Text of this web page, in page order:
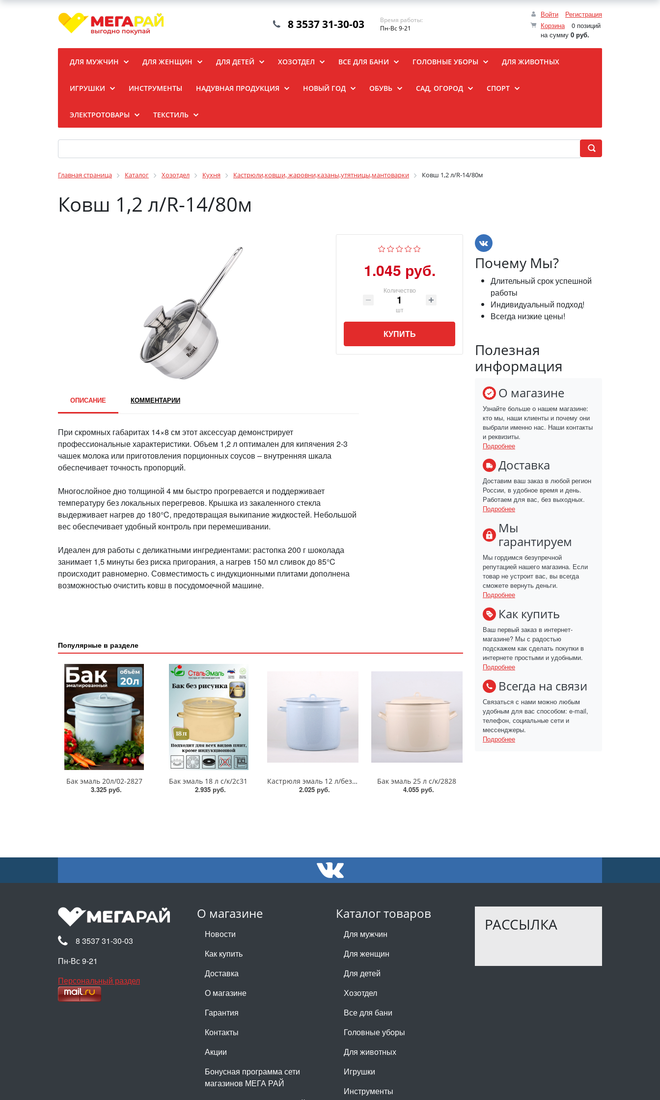
Войти
Регистрация
Корзина
0 позиций
на сумму 0 руб.
8 3537 31-30-03
Время работы:
Пн-Вс 9-21
ДЛЯ МУЖЧИН ДЛЯ ЖЕНЩИН ДЛЯ ДЕТЕЙ ХОЗОТДЕЛ ВСЕ ДЛЯ БАНИ ГОЛОВНЫЕ УБОРЫ ДЛЯ ЖИВОТНЫХ
ИГРУШКИ ИНСТРУМЕНТЫ НАДУВНАЯ ПРОДУКЦИЯ НОВЫЙ ГОД ОБУВЬ САД, ОГОРОД СПОРТ
ЭЛЕКТРОТОВАРЫ ТЕКСТИЛЬ
Главная страница Каталог Хозотдел Кухня Кастрюли,ковши, жаровни,казаны,утятницы,мантоварки Ковш 1,2 л/R-14/80м
Ковш 1,2 л/R-14/80м
1.045 руб.
Количество
шт
КУПИТЬ
ОПИСАНИЕ КОММЕНТАРИИ
При скромных габаритах 14×8 см этот аксессуар демонстрирует
профессиональные характеристики. Объем 1,2 л оптимален для кипячения 2-3
чашек молока или приготовления порционных соусов – внутренняя шкала
обеспечивает точность пропорций.
Многослойное дно толщиной 4 мм быстро прогревается и поддерживает
температуру без локальных перегревов. Крышка из закаленного стекла
выдерживает нагрев до 180°C, предотвращая выкипание жидкостей. Небольшой
вес обеспечивает удобный контроль при перемешивании.
Идеален для работы с деликатными ингредиентами: растопка 200 г шоколада
занимает 1,5 минуты без риска пригорания, а нагрев 150 мл сливок до 85°C
происходит равномерно. Совместимость с индукционными плитами дополнена
возможностью очистить ковш в посудомоечной машине.
Популярные в разделе
Бак эмаль 20л/02-2827
3.325 руб.
Бак эмаль 18 л с/к/2с31
2.935 руб.
Кастрюля эмаль 12 л/без рис/41624
2.025 руб.
Бак эмаль 25 л с/к/2828
4.055 руб.
Почему Мы?
Длительный срок успешной
работы
Индивидуальный подход!
Всегда низкие цены!
Полезная
информация
О магазине
Узнайте больше о нашем магазине:
кто мы, наши клиенты и почему они
выбрали именно нас. Наши контакты
и реквизиты.
Подробнее
Доставка
Доставим ваш заказ в любой регион
России, в удобное время и день.
Работаем для вас, без выходных.
Подробнее
Мы
гарантируем
Мы гордимся безупречной
репутацией нашего магазина. Если
товар не устроит вас, вы всегда
сможете вернуть деньги.
Подробнее
Как купить
Ваш первый заказ в интернет-
магазине? Мы с радостью
подскажем как сделать покупки в
интернете простыми и удобными.
Подробнее
Всегда на связи
Связаться с нами можно любым
удобным для вас способом: e-mail,
телефон, социальные сети и
мессенджеры.
Подробнее
О магазине
Новости
Как купить
Доставка
О магазине
Гарантия
Контакты
Акции
Бонусная программа сети
магазинов МЕГА РАЙ
Каталог товаров
Для мужчин
Для женщин
Для детей
Хозотдел
Все для бани
Головные уборы
Для животных
Игрушки
Инструменты
РАССЫЛКА
8 3537 31-30-03
Пн-Вс 9-21
Персональный раздел